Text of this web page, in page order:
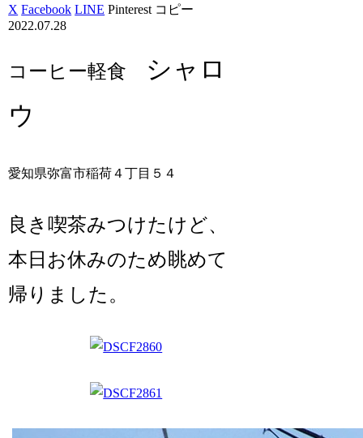
X Facebook LINE Pinterest コピー
2022.07.28
コーヒー軽食
シャロ
ウ
愛知県弥富市稲荷４丁目５４
良き喫茶みつけたけど、
本日お休みのため眺めて
帰りました。